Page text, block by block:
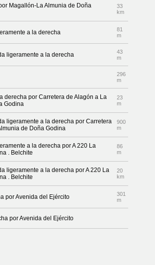
Magallón-La Almunia de Doña
33
km
a la derecha
81
m
ligeramente a la derecha
43
m
296
m
derecha por Carretera de Alagón a La
Godina
23
m
ligeramente a la derecha por Carretera
de Doña Godina
900
m
a la derecha por A 220 La
. Belchite
86
m
ligeramente a la derecha por A 220 La
. Belchite
20
km
por Avenida del Ejército
301
m
por Avenida del Ejército